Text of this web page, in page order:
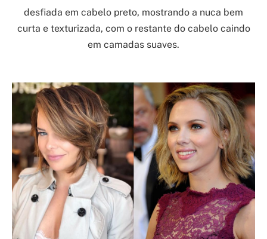
desfiada em cabelo preto, mostrando a nuca bem
curta e texturizada, com o restante do cabelo caindo
em camadas suaves.